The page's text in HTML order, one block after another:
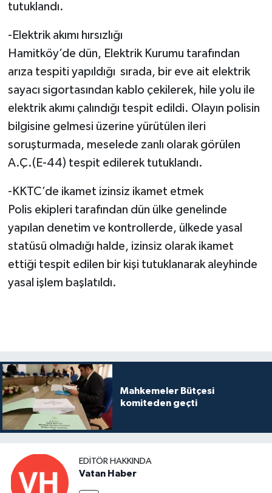
tutuklandı.
-Elektrik akımı hırsızlığı
Hamitköy’de dün, Elektrik Kurumu tarafından
arıza tespiti yapıldığı sırada, bir eve ait elektrik
sayacı sigortasından kablo çekilerek, hile yolu ile
elektrik akımı çalındığı tespit edildi. Olayın polisin
bilgisine gelmesi üzerine yürütülen ileri
soruşturmada, meselede zanlı olarak görülen
A.Ç.(E-44) tespit edilerek tutuklandı.
-KKTC’de ikamet izinsiz ikamet etmek
Polis ekipleri tarafından dün ülke genelinde
yapılan denetim ve kontrollerde, ülkede yasal
statüsü olmadığı halde, izinsiz olarak ikamet
ettiği tespit edilen bir kişi tutuklanarak aleyhinde
yasal işlem başlatıldı.
Mahkemeler Bütçesi
komiteden geçti
EDITÖR HAKKINDA
Vatan Haber